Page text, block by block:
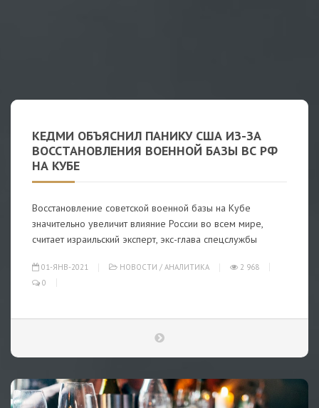
КЕДМИ ОБЪЯСНИЛ ПАНИКУ США ИЗ-ЗА
ВОССТАНОВЛЕНИЯ ВОЕННОЙ БАЗЫ ВС РФ
НА КУБЕ
Восстановление советской военной базы на Кубе
значительно увеличит влияние России во всем мире,
считает израильский эксперт, экс-глава спецслужбы
01-ЯНВ-2021 НОВОСТИ / АНАЛИТИКА
2 968
0